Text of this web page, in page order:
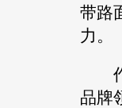
带路
力。
作
品牌